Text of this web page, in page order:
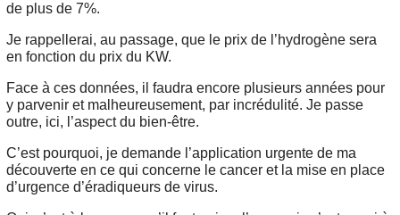
de plus de 7%.
Je rappellerai, au passage, que le prix de l’hydrogène sera
en fonction du prix du KW.
Face à ces données, il faudra encore plusieurs années pour
y parvenir et malheureusement, par incrédulité. Je passe
outre, ici, l’aspect du bien-être.
C’est pourquoi, je demande l’application urgente de ma
découverte en ce qui concerne le cancer et la mise en place
d’urgence d’éradiqueurs de virus.